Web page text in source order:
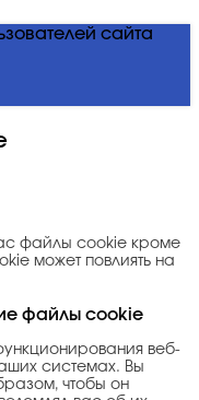
сайта
файлы cookie кроме
может повлиять на
файлы cookie
веб-
системах. Вы
чтобы он